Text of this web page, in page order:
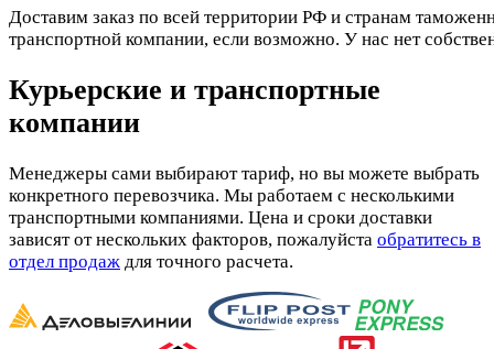
Доставим заказ по всей территории РФ и странам
транспортной компании, если возможно. У нас нет
Курьерские и транспортные
компании
Менеджеры сами выбирают тариф, но вы можете выбрать
конкретного перевозчика. Мы работаем с несколькими
транспортными компаниями. Цена и сроки доставки
зависят от нескольких факторов, пожалуйста обратитесь в
отдел продаж для точного расчета.